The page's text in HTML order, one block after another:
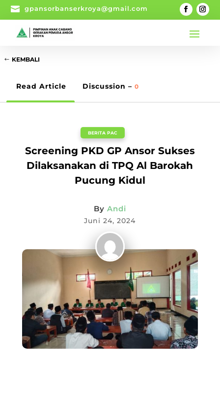
 gpansorbanserkroya@gmail.com
KEMBALI
Read Article Discussion – 0
BERITA PAC
Screening PKD GP Ansor Sukses
Dilaksanakan di TPQ Al Barokah
Pucung Kidul
By Andi
Juni 24, 2024